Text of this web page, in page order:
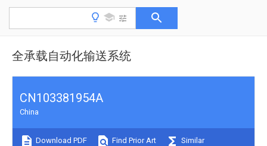
全承载自动化输送系统
CN103381954A
China
Download PDF Find Prior Art Similar